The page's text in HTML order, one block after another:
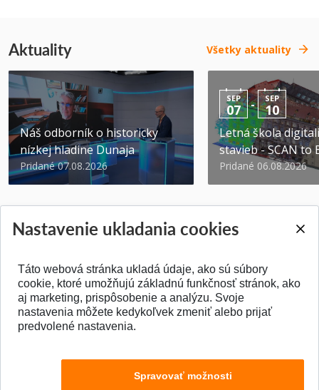
Aktuality Všetky aktuality
Náš odborník o historicky
nízkej hladine Dunaja
Pridané 07.08.2026
SEP
07 - SEP
10
Letná škola
stavieb - SCAN to
Pridané 06.08.2026
SPÄŤ NA VRCH
Nastavenie ukladania cookies
Táto webová stránka ukladá údaje, ako sú súbory
cookie, ktoré umožňujú základnú funkčnosť stránok, ako
aj marketing, prispôsobenie a analýzu. Svoje
nastavenia môžete kedykoľvek zmeniť alebo prijať
predvolené nastavenia.
Spravovať možnosti